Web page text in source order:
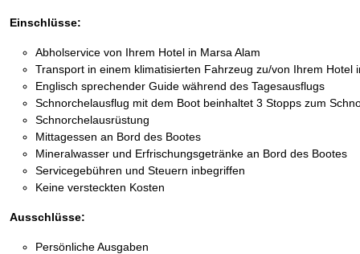
Einschlüsse:
Abholservice von Ihrem Hotel in Marsa Alam
Transport in einem klimatisierten Fahrzeug zu/von Ihrem Hotel
Englisch sprechender Guide während des Tagesausflugs
Schnorchelausflug mit dem Boot beinhaltet 3 Stopps zum
Schnorchelausrüstung
Mittagessen an Bord des Bootes
Mineralwasser und Erfrischungsgetränke an Bord des Bootes
Servicegebühren und Steuern inbegriffen
Keine versteckten Kosten
Ausschlüsse:
Persönliche Ausgaben